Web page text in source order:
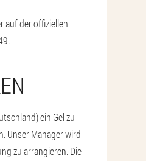
auf der offiziellen
ein Gel zu
Unser Manager wird
zu arrangieren. Die